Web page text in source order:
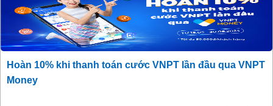
Hoàn 10% khi thanh toán cước VNPT lần đầu qua VNPT
Money